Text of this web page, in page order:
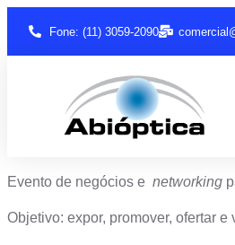
Fone: (11) 3059-2090
Evento de negócios e networking
Objetivo: expor, promover, ofertar